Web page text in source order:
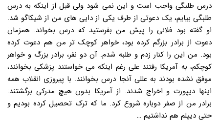
درس طلبگی واجب است و این نمی شود ولی قبل از اینکه به درس
طلبگی بیایم، یک دعوتی از طرف یکی از دایی های من از شیکاگو شد.
او گفته بود فلانی را پیش من بفرستید که درس بخواند. همزمان
دعوت از برادر بزرگم کرده بود، خواهر کوچک تر من هم دعوت کرده
بود. من این را کنار زدم و طلبه شدم. آن دو نفر، برادر بزرگ و خواهر
کوچکم، به آمریکا رفتند علی رغم اینکه می خواستند پزشکی بخوانند،
موفق نشده بودند به عللی آنجا درس بخوانند. با پیروزی انقلاب همه
اینها دیپورت و اخراج شدند. از آمریکا بدون هیچ مدرکی برگشتند.
برادر من از صفر دوباره شروع کرد. ما که ترک تحصیل کرده بودیم و
حتی دیپلم هم نداشتیم …